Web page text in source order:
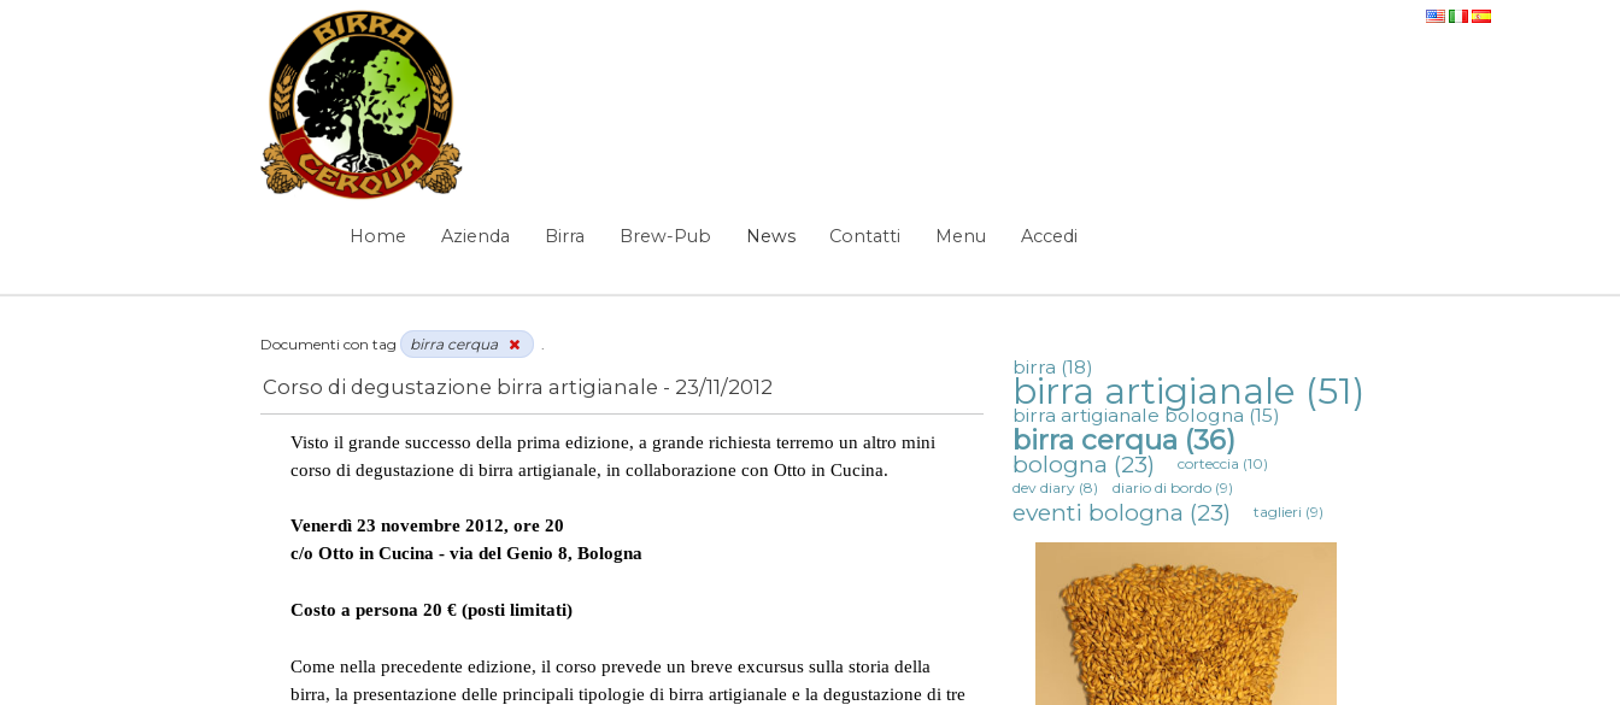
Navigazione
Home Azienda Birra Brew-Pub News Contatti Menu Accedi
Elementi Navigazione
Documenti con tag birra cerqua
Corso di degustazione birra artigianale - 23/11/2012
Visto il grande successo della prima edizione, a grande richiesta terremo un altro mini
corso di degustazione di birra artigianale, in collaborazione con Otto in Cucina.
Venerdì 23 novembre 2012, ore 20
c/o Otto in Cucina - via del Genio 8, Bologna
Costo a persona 20 € (posti limitati)
Come nella precedente edizione, il corso prevede un breve excursus sulla storia della
birra, la presentazione delle principali tipologie di birra artigianale e la degustazione di tre
birra (18)
birra artigianale (51)
birra artigianale bologna (15)
birra cerqua (36)
bologna (23) corteccia (10)
dev diary(8) diario di bordo(9)
eventi bologna (23) taglieri (9)